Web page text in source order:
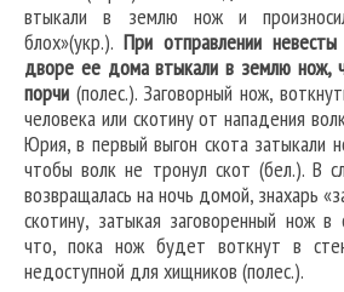
втыкали в землю нож и
блох»(укр.). При отправлении
дворе ее дома втыкали в землю нож,
порчи (полес.). Заговорный нож,
человека или скотину от нападения
Юрия, в первый выгон скота затыкали
чтобы волк не тронул скот (бел.). В
возвращалась на ночь домой, знахарь
скотину, затыкая заговоренный нож в
что, пока нож будет воткнут в
недоступной для хищников (полес.).